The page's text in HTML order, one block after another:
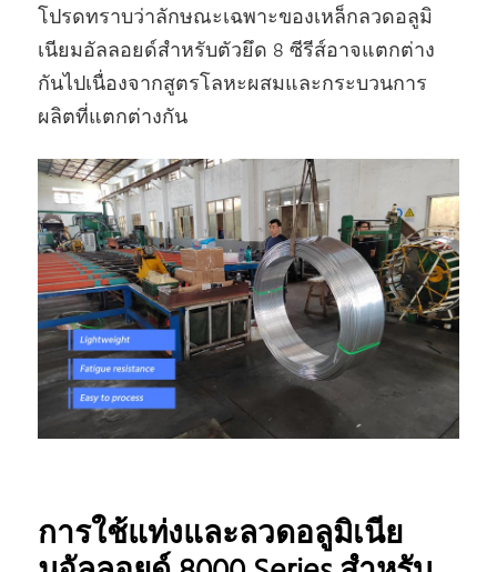
โปรดทราบว่าลักษณะเฉพาะของเหล็กลวดอลูมิ
เนียมอัลลอยด์สําหรับตัวยึด 8 ซีรีส์อาจแตกต่าง
กันไปเนื่องจากสูตรโลหะผสมและกระบวนการ
ผลิตที่แตกต่างกัน
การใช้แท่งและลวดอลูมิเนีย